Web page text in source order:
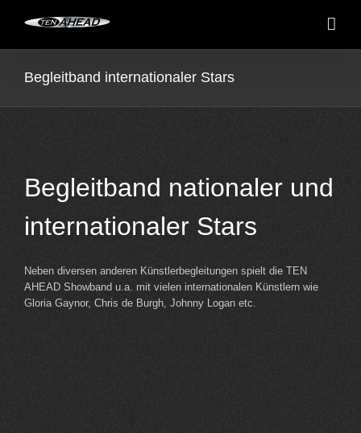
Begleitband internationaler Stars
Begleitband nationaler und
internationaler Stars
Neben diversen anderen Künstlerbegleitungen spielt die TEN
AHEAD Showband u.a. mit vielen internationalen Künstlern wie
Gloria Gaynor, Chris de Burgh, Johnny Logan etc.